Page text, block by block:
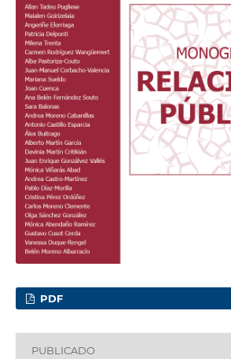
PDF
PUBLICADO